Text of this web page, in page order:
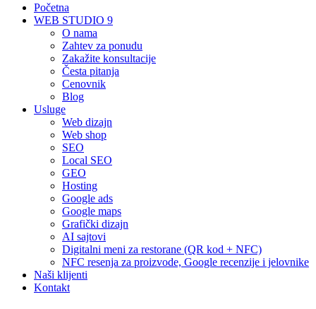
Početna
WEB STUDIO 9
O nama
Zahtev za ponudu
Zakažite konsultacije
Česta pitanja
Cenovnik
Blog
Usluge
Web dizajn
Web shop
SEO
Local SEO
GEO
Hosting
Google ads
Google maps
Grafički dizajn
AI sajtovi
Digitalni meni za restorane (QR kod + NFC)
NFC resenja za proizvode, Google recenzije i jelovnike
Naši klijenti
Kontakt